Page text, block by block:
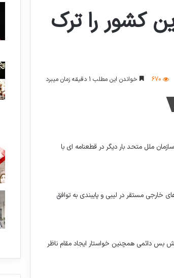
کشور را ترک
670 خواندن این مطلب 1 دقیقه زمان میبرد
ملل متحد بار دیگر در قطعنامه ای با
خارجی مستقر در لیبی و پایبندی به توافق
بس دائمی همچنین خواستار ایجاد مقام ناظر